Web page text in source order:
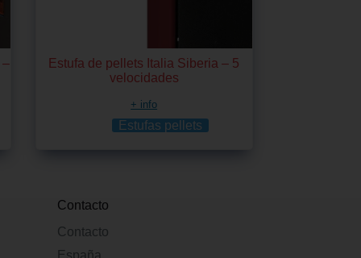
–
Estufa de pellets Italia Siberia – 5
velocidades
+ info
Estufas pellets
Contacto
Contacto
España